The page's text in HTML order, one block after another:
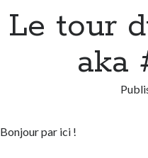
Le tour
aka
Bonjour par ici !